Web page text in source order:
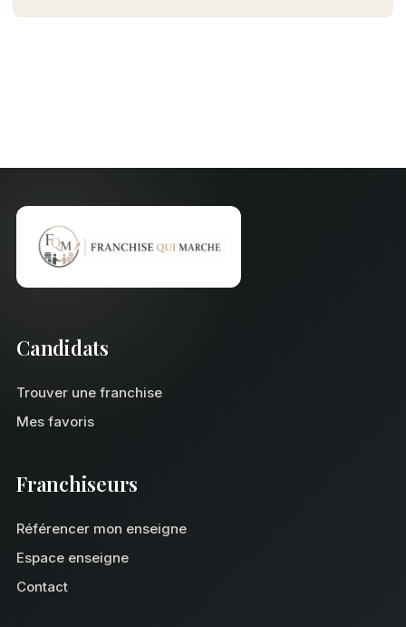
Candidats
Trouver une franchise
Mes favoris
Franchiseurs
Référencer mon enseigne
Espace enseigne
Contact